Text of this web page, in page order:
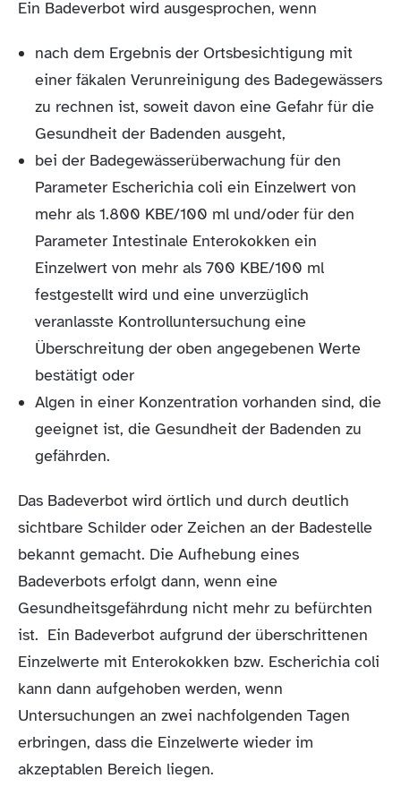
Ein Badeverbot wird ausgesprochen, wenn
nach dem Ergebnis der Ortsbesichtigung mit
einer fäkalen Verunreinigung des Badegewässers
zu rechnen ist, soweit davon eine Gefahr für die
Gesundheit der Badenden ausgeht,
bei der Badegewässerüberwachung für den
Parameter Escherichia coli ein Einzelwert von
mehr als 1.800 KBE/100 ml und/oder für den
Parameter Intestinale Enterokokken ein
Einzelwert von mehr als 700 KBE/100 ml
festgestellt wird und eine unverzüglich
veranlasste Kontrolluntersuchung eine
Überschreitung der oben angegebenen Werte
bestätigt oder
Algen in einer Konzentration vorhanden sind, die
geeignet ist, die Gesundheit der Badenden zu
gefährden.
Das Badeverbot wird örtlich und durch deutlich
sichtbare Schilder oder Zeichen an der Badestelle
bekannt gemacht. Die Aufhebung eines
Badeverbots erfolgt dann, wenn eine
Gesundheitsgefährdung nicht mehr zu befürchten
ist. Ein Badeverbot aufgrund der überschrittenen
Einzelwerte mit Enterokokken bzw. Escherichia coli
kann dann aufgehoben werden, wenn
Untersuchungen an zwei nachfolgenden Tagen
erbringen, dass die Einzelwerte wieder im
akzeptablen Bereich liegen.